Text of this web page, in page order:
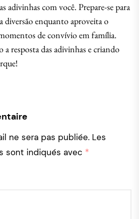
adivinhas com você. Prepare-se para
diversão enquanto aproveita o
de convívio em família.
resposta das adivinhas e criando
ne sera pas publiée. Les
sont indiqués avec *